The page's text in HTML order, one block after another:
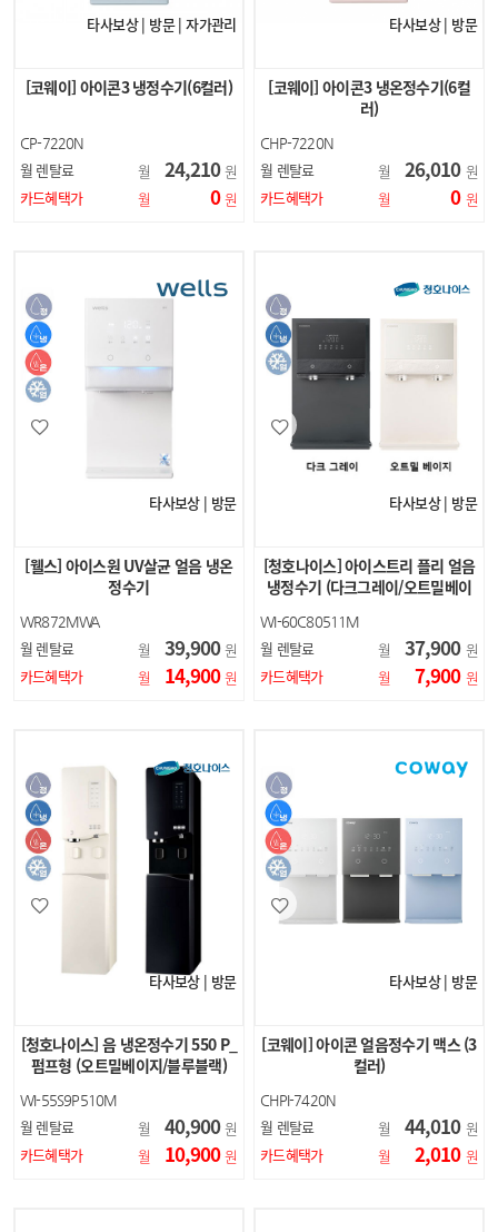
타사보상 | 방문 | 자가관리
[코웨이] 아이콘3 냉정수기(6컬러)
CP-7220N
월 렌탈료 월 24,210 원
카드혜택가
월 0 원
타사보상 | 방문
[코웨이] 아이콘3 냉온정수기(6컬
러)
CHP-7220N
월 렌탈료 월 26,010 원
카드혜택가
월 0 원
타사보상 | 방문
[웰스] 아이스원 UV살균 얼음 냉온
정수기
WR872MWA
월 렌탈료 월 39,900 원
카드혜택가
월 14,900 원
타사보상 | 방문
[청호나이스] 아이스트리 플리 얼음
냉정수기 (다크그레이/오트밀베이
WI-60C80511M
월 렌탈료 월 37,900 원
카드혜택가
월 7,900 원
타사보상 | 방문
[청호나이스] 음 냉온정수기 550 P_
펌프형 (오트밀베이지/블루블랙)
WI-55S9P510M
월 렌탈료 월 40,900 원
카드혜택가
월 10,900 원
타사보상 | 방문
[코웨이] 아이콘 얼음정수기 맥스 (3
컬러)
CHPI-7420N
월 렌탈료 월 44,010 원
카드혜택가
월 2,010 원